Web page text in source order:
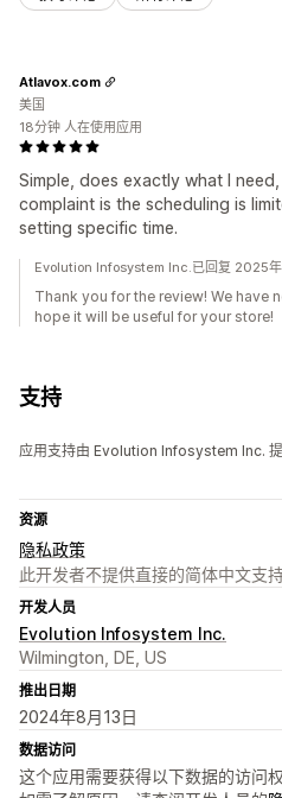
Simple, does exactly what I
complaint is the scheduling is
setting specific time.
Atlavox.com
美国
18分钟 人在使用应用
Evolution Infosystem Inc.已回复 2025年
Thank you for the review! We have
hope it will be useful for your store!
支持
应用支持由 Evolution Infosystem Inc. 提
资源
隐私政策
此开发者不提供直接的简体中文支持
开发人员
Evolution Infosystem Inc.
Wilmington, DE, US
推出日期
2024年8月13日
数据访问
这个应用需要获得以下数据的访问